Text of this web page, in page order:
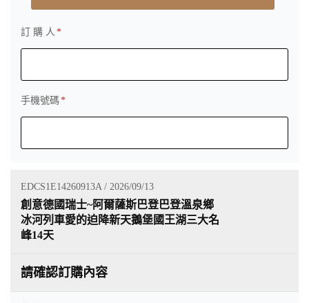
訂 購 人
手機號碼
EDCS1E14260913A / 2026/09/13
創意德國瑞士~阿爾薩斯巴登巴登溫泉鄉
冰河列車愛的迫降新天鵝堡國王湖三大名
峰14天
請確認訂購內容